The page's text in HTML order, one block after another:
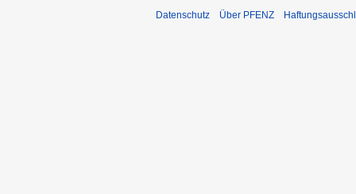
Datenschutz Über PFENZ